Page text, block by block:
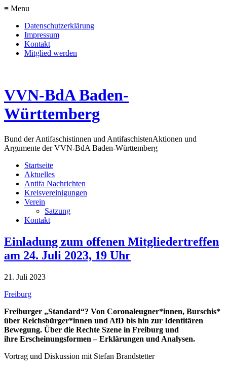
≡ Menu
Datenschutzerklärung
Impressum
Kontakt
Mitglied werden
VVN-BdA Baden-
Württemberg
Bund der Antifaschistinnen und AntifaschistenAktionen und
Argumente der VVN-BdA Baden-Württemberg
Startseite
Aktuelles
Antifa Nachrichten
Kreisvereinigungen
Verein
Satzung
Kontakt
Einladung zum offenen Mitgliedertreffen
am 24. Juli 2023, 19 Uhr
21. Juli 2023
Freiburg
Freiburger „Standard“? Von Coronaleugner*innen, Burschis*
über Reichsbürger*innen und AfD bis hin zur Identitären
Bewegung. Über die Rechte Szene in Freiburg und
ihre Erscheinungsformen – Erklärungen und Analysen.
Vortrag und Diskussion mit Stefan Brandstetter